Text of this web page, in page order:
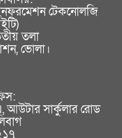
টেকনোলজি
তলা
ভোলা।
আউটার সার্কুলার রোড